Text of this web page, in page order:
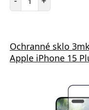
Ochranné sklo
Apple iPhone 15